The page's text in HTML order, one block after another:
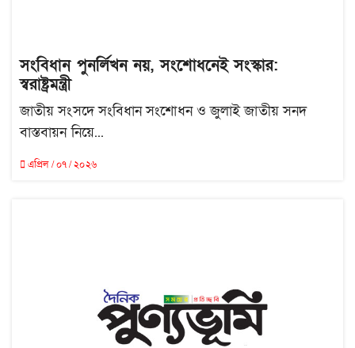
সংবিধান পুনর্লিখন নয়, সংশোধনেই সংস্কার:
স্বরাষ্ট্রমন্ত্রী
জাতীয় সংসদে সংবিধান সংশোধন ও জুলাই জাতীয় সনদ
বাস্তবায়ন নিয়ে...
এপ্রিল / ০৭ / ২০২৬